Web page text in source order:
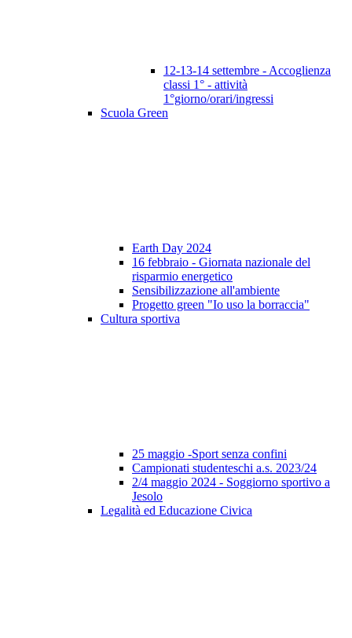
12-13-14 settembre - Accoglienza
classi 1° - attività
1°giorno/orari/ingressi
Scuola Green
Earth Day 2024
16 febbraio - Giornata nazionale del
risparmio energetico
Sensibilizzazione all'ambiente
Progetto green "Io uso la borraccia"
Cultura sportiva
25 maggio -Sport senza confini
Campionati studenteschi a.s. 2023/24
2/4 maggio 2024 - Soggiorno sportivo a
Jesolo
Legalità ed Educazione Civica